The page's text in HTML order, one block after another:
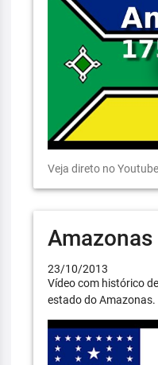
Veja direto no Youtube
23/10/2013
Vídeo com histórico
estado do Amazonas.